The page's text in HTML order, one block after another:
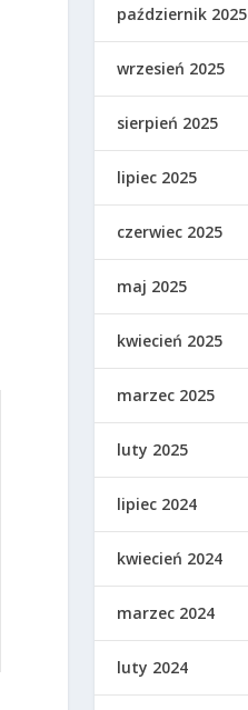
październik 2025
wrzesień 2025
sierpień 2025
lipiec 2025
czerwiec 2025
maj 2025
kwiecień 2025
marzec 2025
luty 2025
lipiec 2024
kwiecień 2024
marzec 2024
luty 2024